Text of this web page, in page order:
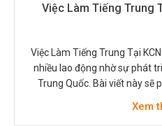
Việc Làm Tiếng Trung
Việc Làm Tiếng Trung Tại
nhiều lao động nhờ sự phát
Trung Quốc. Bài viết này sẽ
Xem